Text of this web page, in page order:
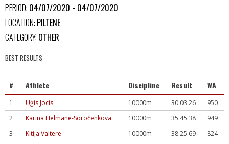
PERIOD: 04/07/2020 - 04/07/2020
LOCATION: PILTENE
CATEGORY: OTHER
BEST RESULTS
# Athlete Discipline Result WA
1 Uģis Jocis 10000m 30:03.26
950
2
Karīna Helmane-Soročenkova 10000m 35:45.38
949
3
Kitija Valtere 10000m 38:25.69
824